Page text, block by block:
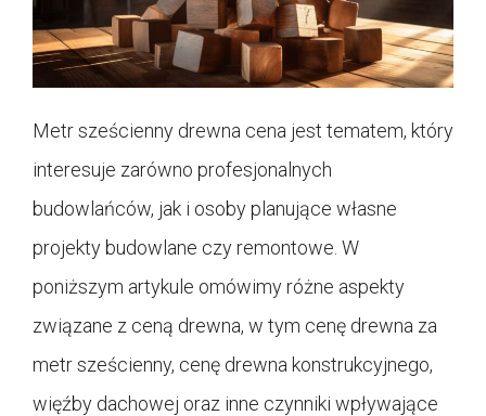
Metr sześcienny drewna cena jest tematem, który
interesuje zarówno profesjonalnych
budowlańców, jak i osoby planujące własne
projekty budowlane czy remontowe. W
poniższym artykule omówimy różne aspekty
związane z ceną drewna, w tym cenę drewna za
metr sześcienny, cenę drewna konstrukcyjnego,
więźby dachowej oraz inne czynniki wpływające